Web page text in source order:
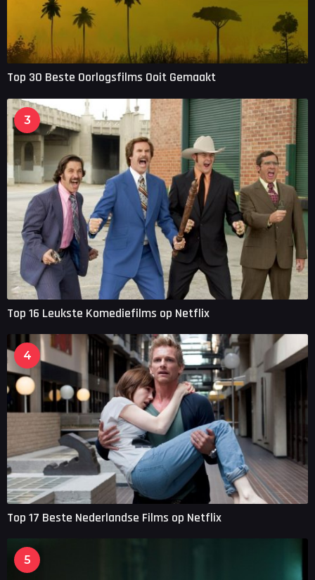
Top 30 Beste Oorlogsfilms Ooit Gemaakt
3
Top 16 Leukste Komediefilms op Netflix
4
Top 17 Beste Nederlandse Films op Netflix
5